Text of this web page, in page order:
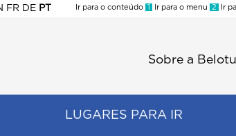
FR DE PT
Ir para o conteúdo 1 Ir para o menu 2 Ir
Sobre a
LUGARES PARA IR